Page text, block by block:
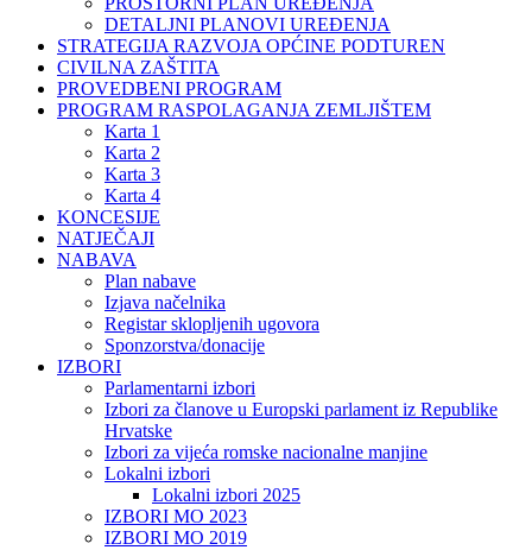
DETALJNI PLANOVI UREĐENJA
STRATEGIJA RAZVOJA OPĆINE PODTUREN
CIVILNA ZAŠTITA
PROVEDBENI PROGRAM
PROGRAM RASPOLAGANJA ZEMLJIŠTEM
Karta 1
Karta 2
Karta 3
Karta 4
KONCESIJE
NATJEČAJI
NABAVA
Plan nabave
Izjava načelnika
Registar sklopljenih ugovora
Sponzorstva/donacije
IZBORI
Parlamentarni izbori
Izbori za članove u Europski parlament iz Republike
Hrvatske
Izbori za vijeća romske nacionalne manjine
Lokalni izbori
Lokalni izbori 2025
IZBORI MO 2023
IZBORI MO 2019